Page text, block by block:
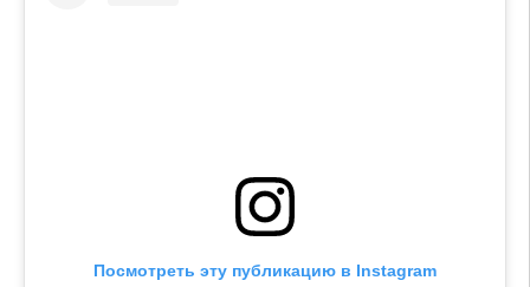
Посмотреть эту публикацию в Instagram